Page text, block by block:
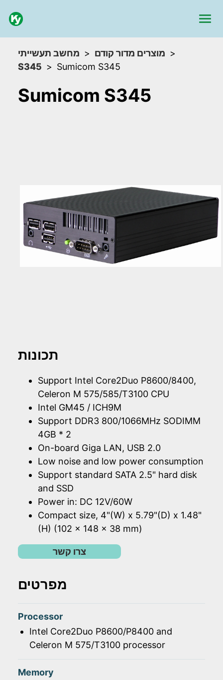
מחשב תעשייתי
מוצרים מדור קודם
S345
Sumicom S345
Sumicom S345
תכונות
Support Intel Core2Duo P8600/8400,
Celeron M 575/585/T3100 CPU
Intel GM45 / ICH9M
Support DDR3 800/1066MHz SODIMM
4GB * 2
On-board Giga LAN, USB 2.0
Low noise and low power consumption
Support standard SATA 2.5" hard disk
and SSD
Power in: DC 12V/60W
Compact size, 4"(W) x 5.79"(D) x 1.48"
(H) (102 x 148 x 38 mm)
צרו קשר
מפרטים
Processor
Intel Core2Duo P8600/P8400 and
Celeron M 575/T3100 processor
Memory